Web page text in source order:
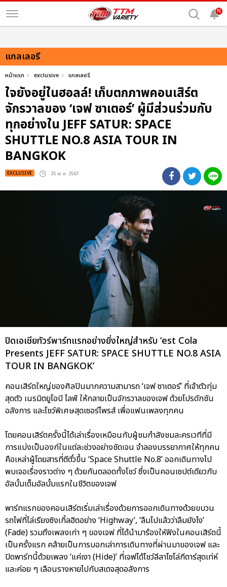
N
แกลเลอรี
หน้าแรก exclusive แกลเลอรี
ใจยังอยู่ในฮอลล์! เก็บตกภาพคอนเสิร์ต
จักรวาลของ ‘เจฟ ซาเตอร์’ ผู้มีส่วนร่วมกับ
ทุกอย่างใน JEFF SATUR: SPACE
SHUTTLE NO.8 ASIA TOUR IN
BANGKOK
EXCLUSIVE : 25 เม.ย. 2567
ปิดเอเชียทัวร์พาร์ทแรกอย่างยิ่งใหญ่สำหรับ ‘est Cola
Presents JEFF SATUR: SPACE SHUTTLE NO.8 ASIA
TOUR IN BANGKOK’
คอนเสิร์ตใหญ่ของศิลปินมากความสามารถ ‘เจฟ ซาเตอร์’ ที่เจ้าตัวทุ่ม
สุดตัว เนรมิตยูโอบี ไลฟ์ ให้กลายเป็นจักรวาลของเจฟ ด้วยโปรดักชัน
อลังการ และโชว์พิเศษสุดเซอร์ไพรส์ เพื่อแฟนเพลงทุกคน
โดยคอนเสิร์ตครั้งนี้ได้เล่าเรื่องเหมือนกับผู้ชมกำลังชมละครเวทีที่มี
การแบ่งเป็นองก์ในแต่ละช่วงอย่างชัดเจน จำลองบรรยากาศให้ทุกคน
คือเหล่าผู้โดยสารที่ตีตั๋วขึ้น ‘Space Shuttle No.8’ ออกเดินทางไป
พบเจอเรื่องราวต่าง ๆ ด้วยกันตลอดทั้งโชว์ ซึ่งเป็นคอนเซปต์เดียวกับ
อัลบั้มเต็มอัลบั้มแรกในชีวิตของเจฟ
พาร์ทแรกของคอนเสิร์ตเริ่มเล่าเรื่องด้วยการออกเดินทางด้วยขบวน
รถไฟที่ไล่เรียงซิงเกิ้ลฮิตอย่าง ‘Highway’, ‘ลืมไปแล้วว่าลืมยังไง’
(Fade) รวมถึงเพลงเก่า ๆ ของเจฟ ที่ได้นำมาร้องใหัฟังในคอนเสิร์ตนี้
เป็นครั้งแรก คล้ายเป็นการบอกเล่าการเดินทางที่ผ่านมาของเจฟ และ
ปิดพาร์ทนี้ด้วยเพลง ‘แค่เงา (Hide)’ ที่เจฟได้โชว์ลีลาโซโล่กีตาร์สุดเท่ห์
และค่อย ๆ เลือนรางหายไปกับสเตจสุดอลังการ